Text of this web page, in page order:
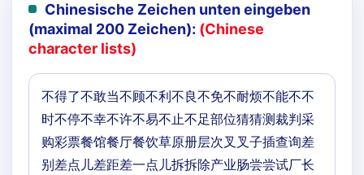
Chinesische Zeichen unten eingeben
(maximal 200 Zeichen): (Chinese
character lists)